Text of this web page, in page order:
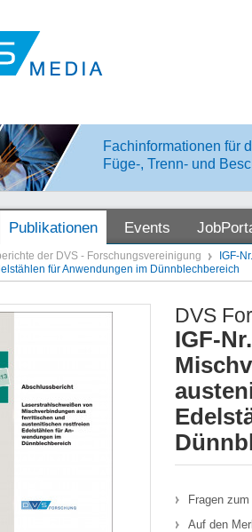
Fachinformationen für
Füge-, Trenn- und
Publikationen Events
der DVS - Forschungsvereinigung
IGF-
für Anwendungen im Dünnblechbereich
DVS
IGF-
Fragen
Auf den